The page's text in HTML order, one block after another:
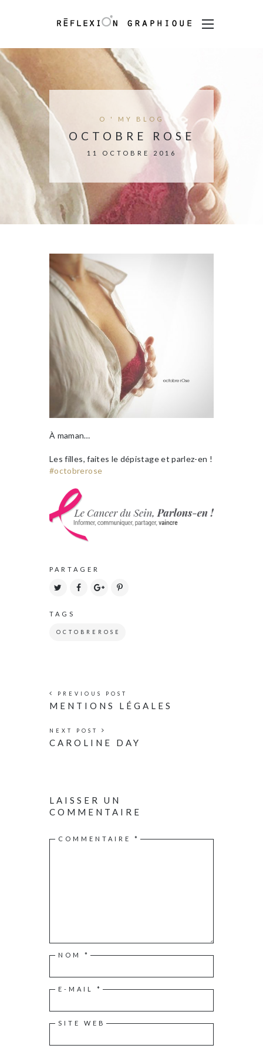
O ' MY BLOG
OCTOBRE ROSE
11 OCTOBRE 2016
À maman…
Les filles, faites le dépistage et parlez-en !
#octobrerose
PARTAGER
TAGS
OCTOBREROSE
PREVIOUS POST
MENTIONS LÉGALES
NEXT POST
CAROLINE DAY
LAISSER UN
COMMENTAIRE
COMMENTAIRE *
NOM *
E-MAIL *
SITE WEB